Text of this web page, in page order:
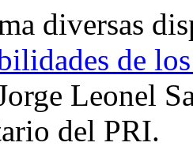
diversas
de
Leonel
del PRI.